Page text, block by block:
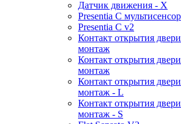
Датчик движения - X
Presentia C мультисенсор
Presentia C v2
Контакт открытия
монтаж
Контакт открытия
монтаж
Контакт открытия
монтаж - L
Контакт открытия
монтаж - S